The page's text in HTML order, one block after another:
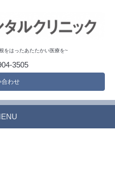
をはったあたたかい医療を~
3505
合わせ